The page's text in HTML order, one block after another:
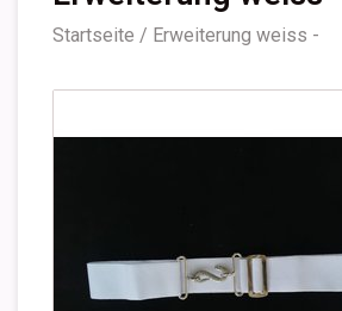
Startseite / Erweiterung weiss -